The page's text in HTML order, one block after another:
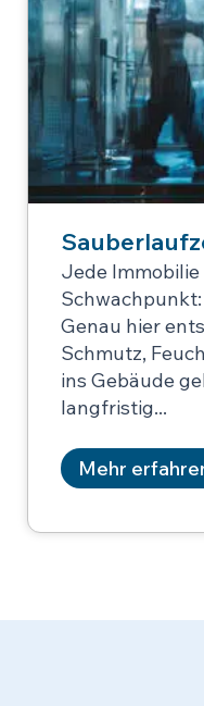
Jede
Genau hier
Schmutz,
ins Gebäude
langfristig
Mehr